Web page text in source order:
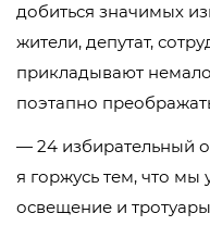
добиться значимых
жители, депутат,
прикладывают
поэтапно
— 24 избирательный
я горжусь тем, что
освещение и